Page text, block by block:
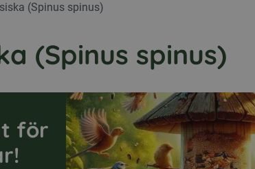
(Spinus spinus)
(Spinus spinus)
för